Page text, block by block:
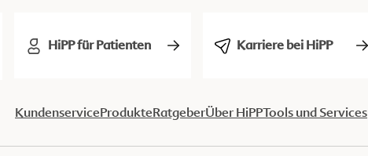
HiPP für Patienten Karriere bei HiPP
KundenserviceProdukteRatgeberÜber HiPPTools und Services